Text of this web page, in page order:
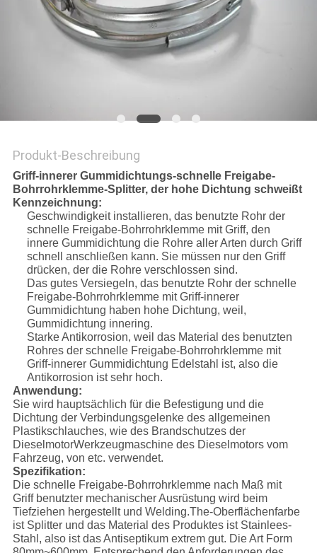
Produkt-Beschreibung
Griff-innerer Gummidichtungs-schnelle Freigabe-
Bohrrohrklemme-Splitter, der hohe Dichtung schweißt
Kennzeichnung:
Geschwindigkeit installieren, das benutzte Rohr der
schnelle Freigabe-Bohrrohrklemme mit Griff, den
innere Gummidichtung die Rohre aller Arten durch Griff
schnell anschließen kann. Sie müssen nur den Griff
drücken, der die Rohre verschlossen sind.
Das gutes Versiegeln, das benutzte Rohr der schnelle
Freigabe-Bohrrohrklemme mit Griff-innerer
Gummidichtung haben hohe Dichtung, weil,
Gummidichtung innering.
Starke Antikorrosion, weil das Material des benutzten
Rohres der schnelle Freigabe-Bohrrohrklemme mit
Griff-innerer Gummidichtung Edelstahl ist, also die
Antikorrosion ist sehr hoch.
Anwendung:
Sie wird hauptsächlich für die Befestigung und die
Dichtung der Verbindungsgelenke des allgemeinen
Plastikschlauches, wie des Brandschutzes der
DieselmotorWerkzeugmaschine des Dieselmotors vom
Fahrzeug, von etc. verwendet.
Spezifikation:
Die schnelle Freigabe-Bohrrohrklemme nach Maß mit
Griff benutzter mechanischer Ausrüstung wird beim
Tiefziehen hergestellt und Welding.The-Oberflächenfarbe
ist Splitter und das Material des Produktes ist Stainlees-
Stahl, also ist das Antiseptikum extrem gut. Die Art Form